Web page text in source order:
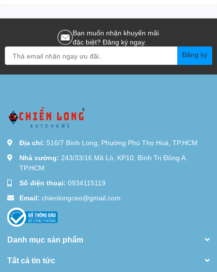
Bạn muốn nhận khuyến mãi
đặc biệt? Đăng ký ngay.
Đăng ký
Địa chỉ: 516/7 Bình Long, Phường Phú Thọ Hoà, TP.HCM
Nhà xưởng: 243/33/16 Mã Lò, KP10, Bình Trị Đông A.
TP.HCM
Số điện thoại: 0934115119
Email: chienlongceo@gmail.com
Danh mục sản phẩm
Tất cả tin tức